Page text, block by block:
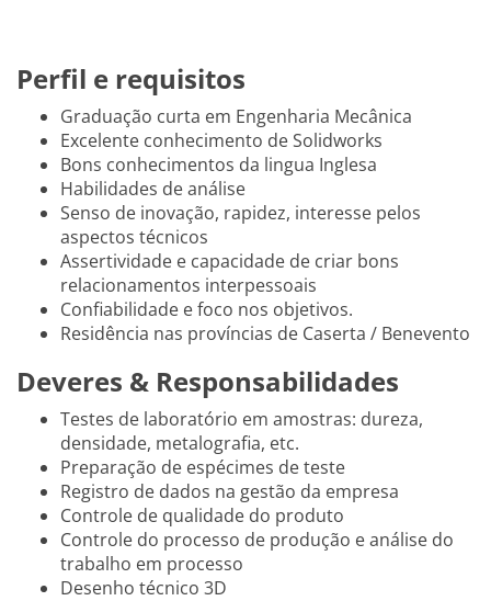
Perfil e requisitos
Graduação curta em Engenharia Mecânica
Excelente conhecimento de Solidworks
Bons conhecimentos da lingua Inglesa
Habilidades de análise
Senso de inovação, rapidez, interesse pelos
aspectos técnicos
Assertividade e capacidade de criar bons
relacionamentos interpessoais
Confiabilidade e foco nos objetivos.
Residência nas províncias de Caserta / Benevento
Deveres & Responsabilidades
Testes de laboratório em amostras: dureza,
densidade, metalografia, etc.
Preparação de espécimes de teste
Registro de dados na gestão da empresa
Controle de qualidade do produto
Controle do processo de produção e análise do
trabalho em processo
Desenho técnico 3D